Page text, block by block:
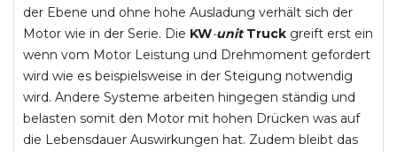
der Ebene und ohne hohe Ausladung verhält sich der
Motor wie in der Serie. Die KW-unit Truck greift erst ein
wenn vom Motor Leistung und Drehmoment gefordert
wird wie es beispielsweise in der Steigung notwendig
wird. Andere Systeme arbeiten hingegen ständig und
belasten somit den Motor mit hohen Drücken was auf
die Lebensdauer Auswirkungen hat. Zudem bleibt das